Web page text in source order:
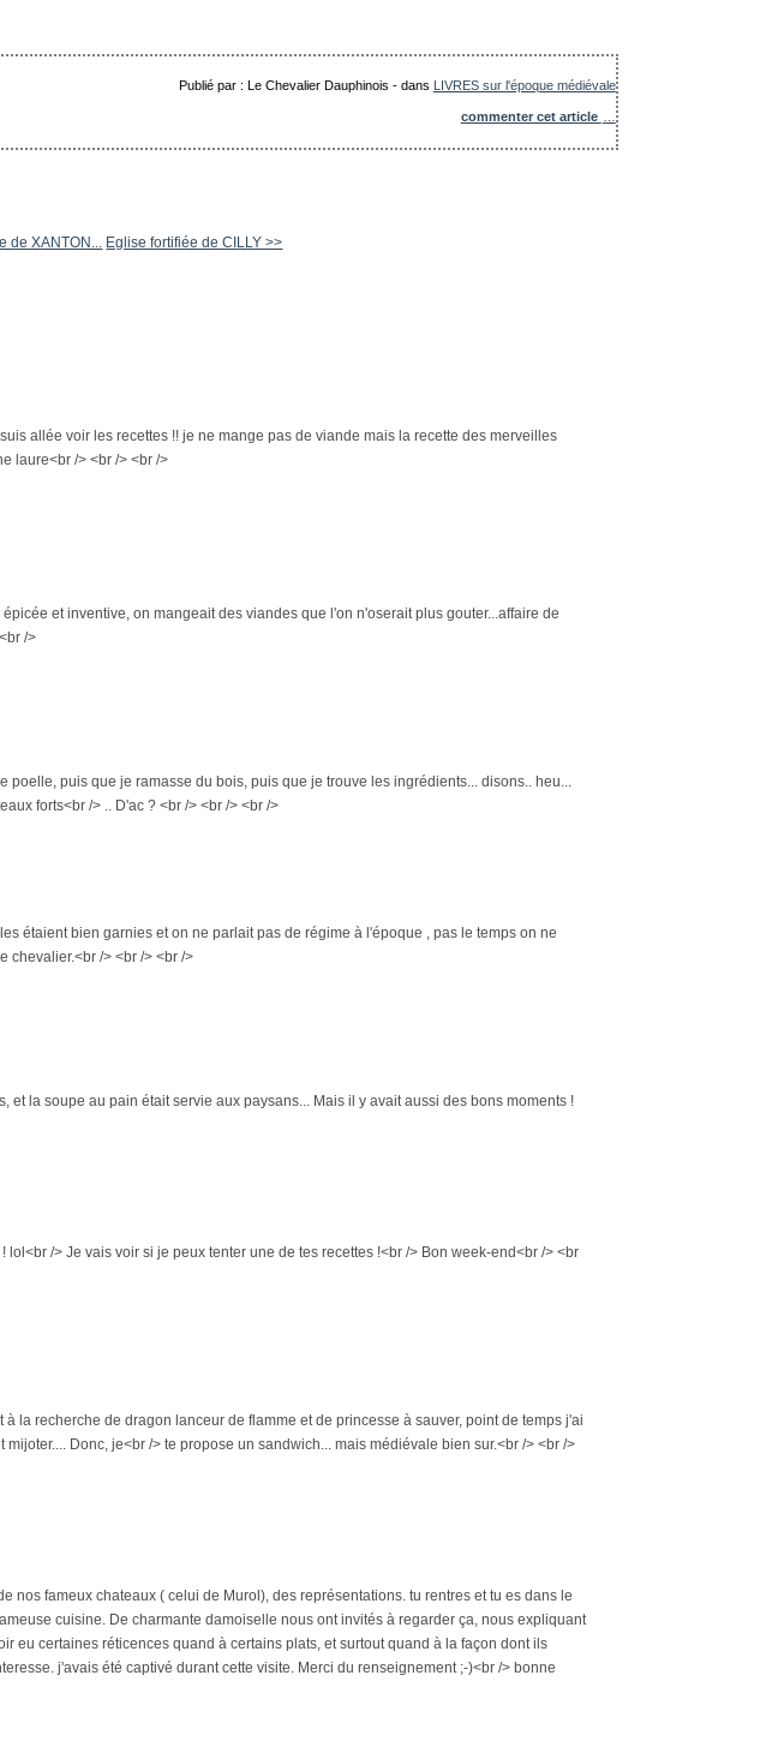
Publié par : Le Chevalier Dauphinois -dans LIVRES sur l'époque médiévale
commenter cet article
de XANTON... Eglise fortifiée de CILLY >>
allée voir les recettes !! je ne mange pas de viande mais la recette des merveilles
laure<br /> <br /> <br />
et inventive, on mangeait des viandes que l'on n'oserait plus gouter...affaire de
/>
poelle, puis que je ramasse du bois, puis que je trouve les ingrédients... disons.. heu...
forts<br /> .. D'ac ? <br /> <br /> <br />
étaient bien garnies et on ne parlait pas de régime à l'époque , pas le temps on ne
chevalier.<br /> <br /> <br />
et la soupe au pain était servie aux paysans... Mais il y avait aussi des bons moments !
lol<br /> Je vais voir si je peux tenter une de tes recettes !<br /> Bon week-end<br /> <br
la recherche de dragon lanceur de flamme et de princesse à sauver, point de temps j'ai
Donc, je<br /> te propose un sandwich... mais médiévale bien sur.<br /> <br />
nos fameux chateaux ( celui de Murol), des représentations. tu rentres et tu es dans le
cuisine. De charmante damoiselle nous ont invités à regarder ça, nous expliquant
eu certaines réticences quand à certains plats, et surtout quand à la façon dont ils
j'avais été captivé durant cette visite. Merci du renseignement ;-)<br /> bonne